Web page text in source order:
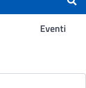
Eventi
-